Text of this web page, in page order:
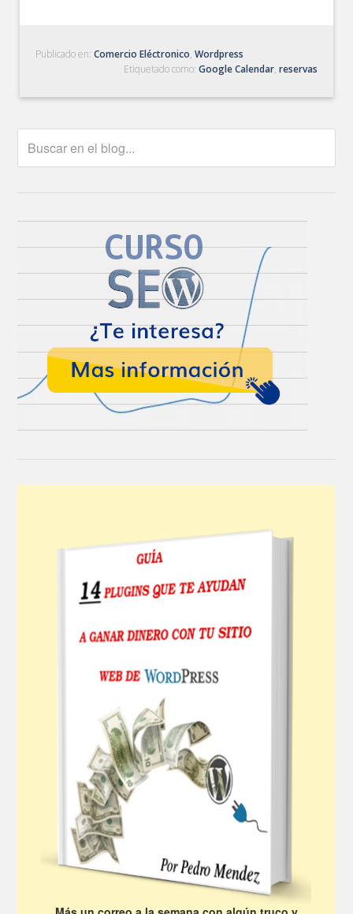
Publicado en:Comercio Eléctronico,Wordpress
Etiquetado como: Google Calendar, reservas